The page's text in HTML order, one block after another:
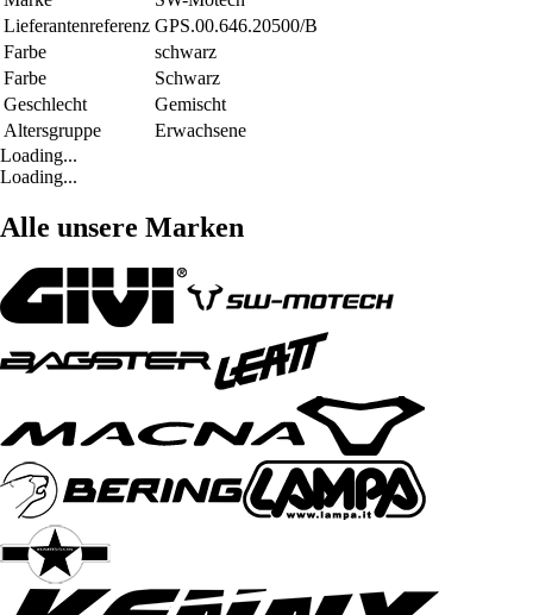
Lieferantenreferenz GPS.00.646.20500/B
Farbe
schwarz
Farbe
Schwarz
Geschlecht
Gemischt
Altersgruppe
Erwachsene
Loading...
Loading...
Alle unsere Marken